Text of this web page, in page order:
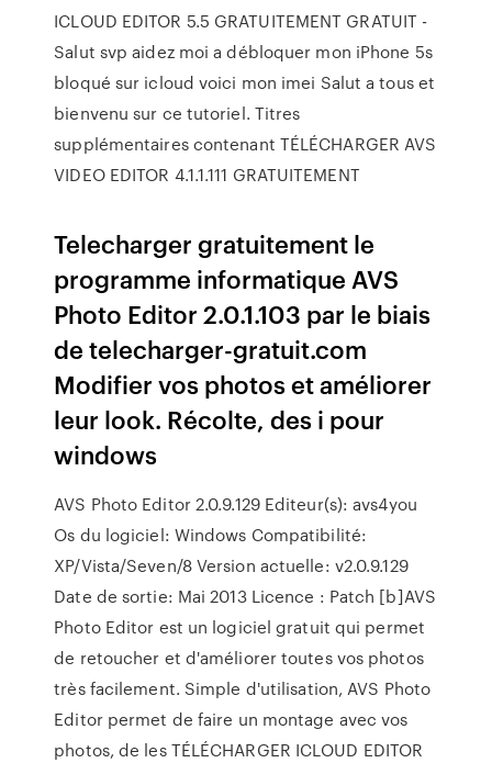
ICLOUD EDITOR 5.5 GRATUITEMENT GRATUIT -
Salut svp aidez moi a débloquer mon iPhone 5s
bloqué sur icloud voici mon imei Salut a tous et
bienvenu sur ce tutoriel. Titres
supplémentaires contenant TÉLÉCHARGER AVS
VIDEO EDITOR 4.1.1.111 GRATUITEMENT
Telecharger gratuitement le
programme informatique AVS
Photo Editor 2.0.1.103 par le biais
de telecharger-gratuit.com
Modifier vos photos et améliorer
leur look. Récolte, des i pour
windows
AVS Photo Editor 2.0.9.129 Editeur(s): avs4you
Os du logiciel: Windows Compatibilité:
XP/Vista/Seven/8 Version actuelle: v2.0.9.129
Date de sortie: Mai 2013 Licence : Patch [b]AVS
Photo Editor est un logiciel gratuit qui permet
de retoucher et d'améliorer toutes vos photos
très facilement. Simple d'utilisation, AVS Photo
Editor permet de faire un montage avec vos
photos, de les TÉLÉCHARGER ICLOUD EDITOR